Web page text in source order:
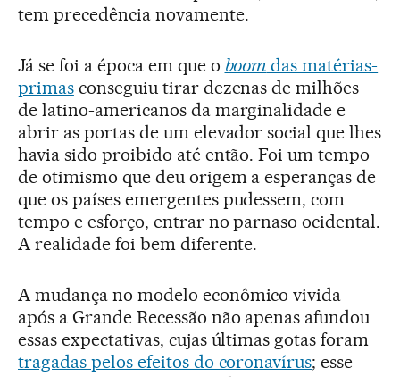
tem precedência novamente.
Já se foi a época em que o boom das matérias-
primasconseguiu tirar dezenas de milhões
de latino-americanos da marginalidade e
abrir as portas de um elevador social que lhes
havia sido proibido até então. Foi um tempo
de otimismo que deu origem a esperanças de
que os países emergentes pudessem, com
tempo e esforço, entrar no parnaso ocidental.
A realidade foi bem diferente.
A mudança no modelo econômico vivida
após a Grande Recessão não apenas afundou
essas expectativas, cujas últimas gotas foram
tragadas pelos efeitos do coronavírus; esse